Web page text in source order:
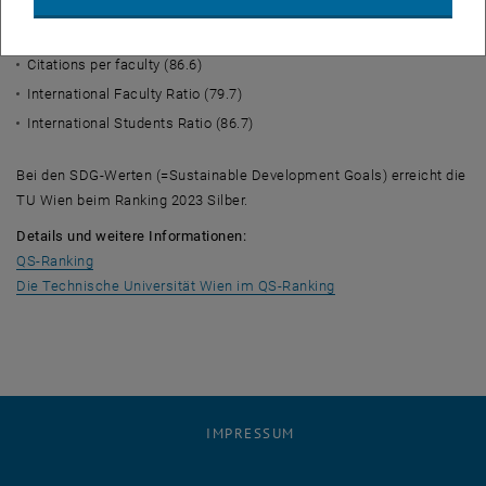
Citations per faculty (86.6)
I nternational Faculty Ratio (79.7)
International Students Ratio (86.7)
Bei denSDG-Werten (=Sustainable Development Goals) erreicht die
TU Wien beim Ranking 2023 Silber.
Details und weitere Informationen:
QS-Ranking, öffnet eine externe URL in einem neuen Fenster
Die Technische Universität Wien im QS-Ranking, öffnet eine externe
IMPRESSUM